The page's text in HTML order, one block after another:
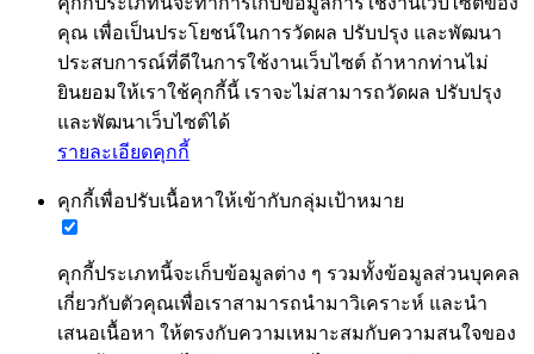
คุณ เพื่อเป็นประโยชน์ในการวัดผล ปรับปรุง และพัฒนา
ประสบการณ์ที่ดีในการใช้งานเว็บไซต์ ถ้าหากท่านไม่
ยินยอมให้เราใช้คุกกี้นี้ เราจะไม่สามารถวัดผล ปรับปรุง
และพัฒนาเว็บไซต์ได้
รายละเอียดคุกกี้
คุกกี้เพื่อปรับเนื้อหาให้เข้ากับกลุ่มเป้าหมาย
คุกกี้ประเภทนี้จะเก็บข้อมูลต่าง ๆ รวมทั้งข้อมูลส่วนบุคคล
เกี่ยวกับตัวคุณเพื่อเราสามารถนำมาวิเคราะห์ และนำ
เสนอเนื้อหา ให้ตรงกับความเหมาะสมกับความสนใจของ